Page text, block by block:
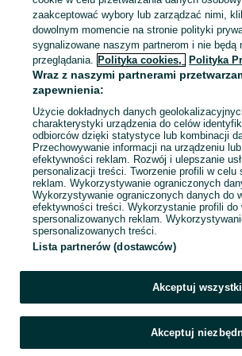
1064673493
Zadzwoń / SMS
zaakceptować wybory lub zarządzać nimi,
dowolnym momencie na stronie polityki
sygnalizowane naszym partnerom i nie będą
przeglądania. Polityka cookies, Polityka
Wraz z naszymi partnerami
zapewnienia:
Użycie dokładnych danych
charakterystyki urządzenia do celów
odbiorców dzięki statystyce lub kombinacji
Przechowywanie informacji na urządzeniu
efektywności reklam. Rozwój i ulepszanie
personalizacji treści. Tworzenie profili w celu
reklam. Wykorzystywanie ograniczonych
Wykorzystywanie ograniczonych danych do
efektywności treści. Wykorzystanie profili do
spersonalizowanych reklam.
spersonalizowanych treści.
Lista partnerów (dostawców)
Akceptuj
Akceptuj